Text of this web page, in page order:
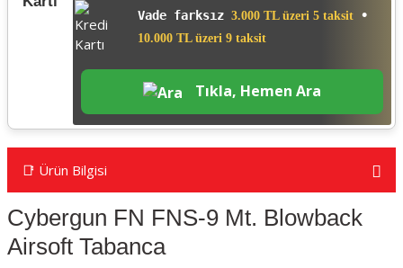
Vade farksız 3.000 TL üzeri 5 taksit •
10.000 TL üzeri 9 taksit
Tıkla, Hemen Ara
📑 Ürün Bilgisi
Cybergun FN FNS-9 Mt. Blowback
Airsoft Tabanca